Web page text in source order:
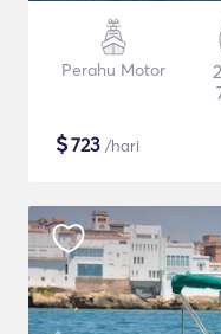
Perahu Motor
$723 /hari